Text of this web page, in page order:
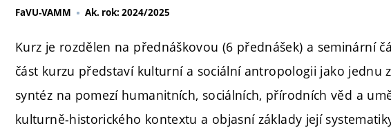
FaVU-VAMM Ak. rok: 2024/2025
Kurz je rozdělen na přednáškovou (6 přednášek) a seminární
část kurzu představí kulturní a sociální antropologii jako jednu
syntéz na pomezí humanitních, sociálních, přírodních věd a
kulturně-historického kontextu a objasní základy její